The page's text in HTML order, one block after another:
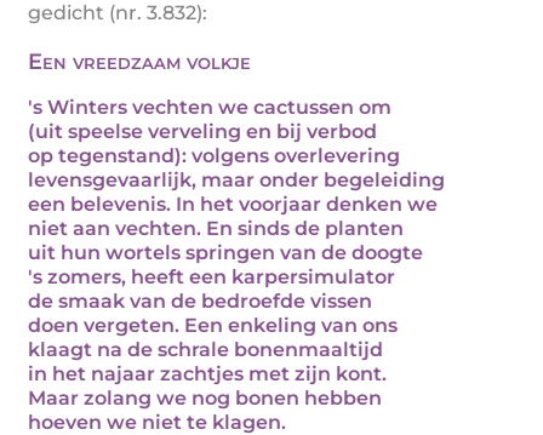
gedicht (nr. 3.832):
Een vreedzaam volkje
's Winters vechten we cactussen om
(uit speelse verveling en bij verbod
op tegenstand): volgens overlevering
levensgevaarlijk, maar onder begeleiding
een belevenis. In het voorjaar denken we
niet aan vechten. En sinds de planten
uit hun wortels springen van de doogte
's zomers, heeft een karpersimulator
de smaak van de bedroefde vissen
doen vergeten. Een enkeling van ons
klaagt na de schrale bonenmaaltijd
in het najaar zachtjes met zijn kont.
Maar zolang we nog bonen hebben
hoeven we niet te klagen.